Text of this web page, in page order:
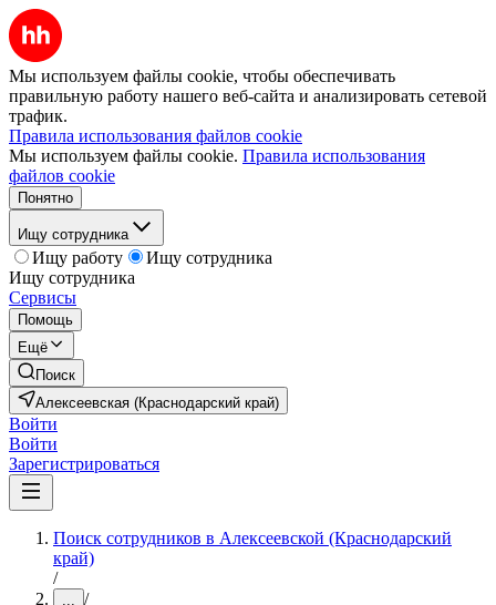
Мы используем файлы cookie, чтобы обеспечивать
правильную работу нашего веб-сайта и анализировать сетевой
трафик.
Правила использования файлов cookie
Мы используем файлы cookie. Правила использования
файлов cookie
Понятно
Ищу сотрудника
Ищу работу
Ищу сотрудника
Ищу сотрудника
Сервисы
Помощь
Ещё
Поиск
Алексеевская (Краснодарский край)
Войти
Войти
Зарегистрироваться
Поиск сотрудников в Алексеевской (Краснодарский
край)
/
... /